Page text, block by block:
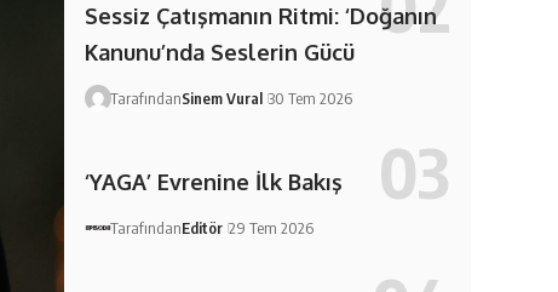
Sessiz Çatışmanın Ritmi: ‘Doğanın
Kanunu’nda Seslerin Gücü
TarafındanSinem Vural 30 Tem 2026
‘YAGA’ Evrenine İlk Bakış
TarafındanEditör 29 Tem 2026